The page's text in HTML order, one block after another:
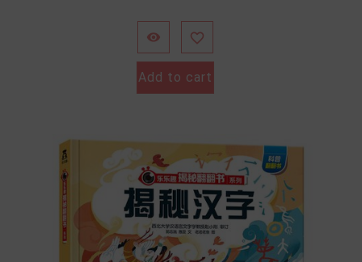
 
Add to cart